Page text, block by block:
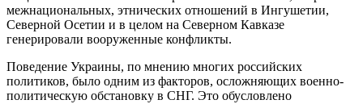
межнациональных, этнических отношений в Ингушетии,
Северной Осетии и в целом на Северном Кавказе
генерировали вооруженные конфликты.
Поведение Украины, по мнению многих российских
политиков, было одним из факторов, осложняющих военно-
политическую обстановку в СНГ. Это обусловлено